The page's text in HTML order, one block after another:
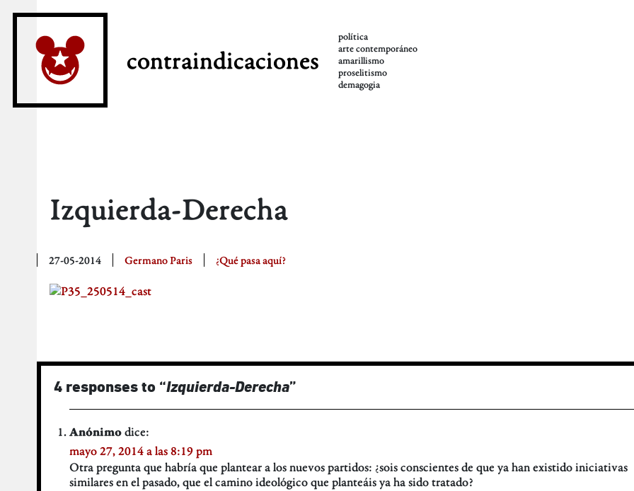
contraindicaciones
política
arte contemporáneo
amarillismo
proselitismo
demagogia
Izquierda-Derecha
27-05-2014 Germano Paris ¿Qué pasa aquí?
4 responses to “Izquierda-Derecha”
Anónimodice:
mayo 27, 2014 a las 8:19 pm
Otra pregunta que habría que plantear a los nuevos partidos: ¿sois conscientes de que ya han existido iniciativas
similares en el pasado, que el camino ideológico que planteáis ya ha sido tratado?